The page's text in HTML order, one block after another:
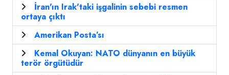
İran'ın Irak'taki işgalinin sebebi resmen
ortaya çıktı
Amerikan Posta’sı
Kemal Okuyan: NATO dünyanın en büyük
terör örgütüdür